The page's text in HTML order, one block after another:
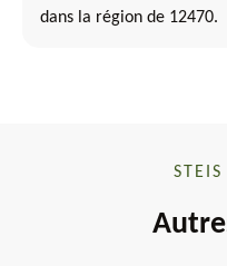
dans la région de 12470.